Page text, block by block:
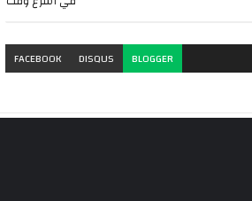
BLOGGER
DISQUS
FACEBOOK